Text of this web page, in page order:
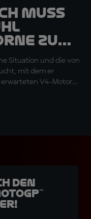
muss
zu
Situation und die von
mit dem er
V4-Motor
den